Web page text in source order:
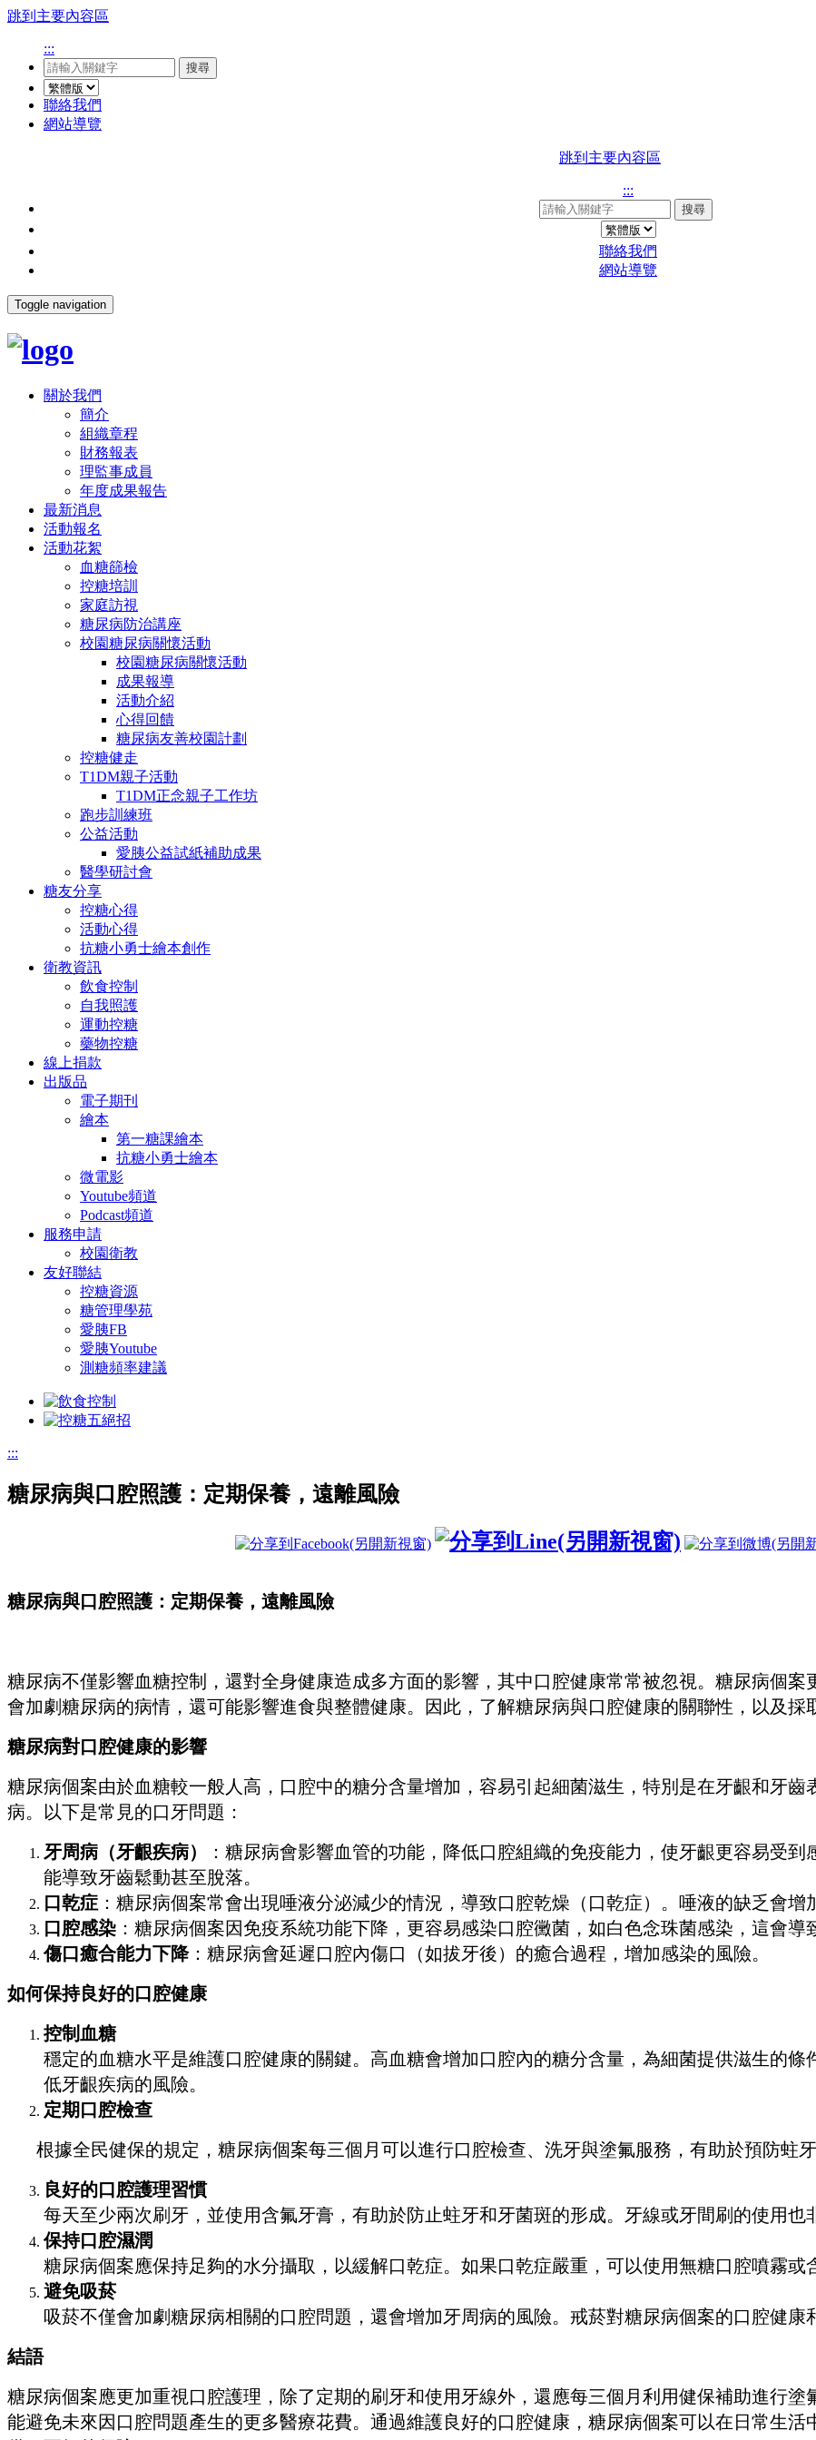
跳到主要內容區
:::
搜尋
聯絡我們
網站導覽
跳到主要內容區
:::
搜尋
聯絡我們
網站導覽
Toggle navigation
關於我們
簡介
組織章程
財務報表
理監事成員
年度成果報告
最新消息
活動報名
活動花絮
血糖篩檢
控糖培訓
家庭訪視
糖尿病防治講座
校園糖尿病關懷活動
校園糖尿病關懷活動
成果報導
活動介紹
心得回饋
糖尿病友善校園計劃
控糖健走
T1DM親子活動
T1DM正念親子工作坊
跑步訓練班
公益活動
愛胰公益試紙補助成果
醫學研討會
糖友分享
控糖心得
活動心得
抗糖小勇士繪本創作
衛教資訊
飲食控制
自我照護
運動控糖
藥物控糖
線上捐款
出版品
電子期刊
繪本
第一糖課繪本
抗糖小勇士繪本
微電影
Youtube頻道
Podcast頻道
服務申請
校園衛教
友好聯結
控糖資源
糖管理學苑
愛胰FB
愛胰Youtube
測糖頻率建議
:::
糖尿病與口腔照護：定期保養，遠離風險
糖尿病與口腔照護：定期保養，遠離風險
糖尿病不僅影響血糖控制，還對全身健康造成多方面的影響，其中口腔健康常常被忽視。糖尿病個
會加劇糖尿病的病情，還可能影響進食與整體健康。因此，了解糖尿病與口腔健康的關聯性，以及採
糖尿病對口腔健康的影響
糖尿病個案由於血糖較一般人高，口腔中的糖分含量增加，容易引起細菌滋生，特別是在牙齦和牙
病。以下是常見的口牙問題：
牙周病（牙齦疾病）
：糖尿病會影響血管的功能，降低口腔組織的免疫能力，使牙齦更容易受
能導致牙齒鬆動甚至脫落。
口乾症 ：糖尿病個案常會出現唾液分泌減少的情況，導致口腔乾燥（口乾症）。唾液的缺乏會增
口腔感染 ：糖尿病個案因免疫系統功能下降，更容易感染口腔黴菌，如白色念珠菌感染，這會導
傷口癒合能力下降：糖尿病會延遲口腔內傷口（如拔牙後）的癒合過程，增加感染的風險。
如何保持良好的口腔健康
控制血糖
穩定的血糖水平是維護口腔健康的關鍵。高血糖會增加口腔內的糖分含量，為細菌提供滋生的
低牙齦疾病的風險。
定期口腔檢查
根據全民健保的規定，糖尿病個案每三個月可以進行口腔檢查、洗牙與塗氟服務，有助於預防蛀牙
良好的口腔護理習慣
每天至少兩次刷牙，並使用含氟牙膏，有助於防止蛀牙和牙菌斑的形成。牙線或牙間刷的使用也
保持口腔濕潤
糖尿病個案應保持足夠的水分攝取，以緩解口乾症。如果口乾症嚴重，可以使用無糖口腔噴霧或
避免吸菸
吸菸不僅會加劇糖尿病相關的口腔問題，還會增加牙周病的風險。戒菸對糖尿病個案的口腔健康
結語
糖尿病個案應更加重視口腔護理，除了定期的刷牙和使用牙線外，還應每三個月利用健保補助進行
能避免未來因口腔問題產生的更多醫療花費。通過維護良好的口腔健康，糖尿病個案可以在日常生